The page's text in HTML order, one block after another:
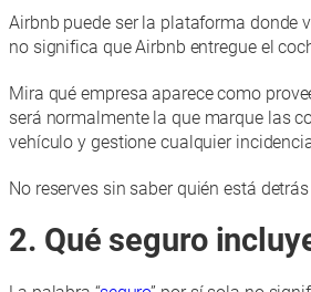
Airbnb puede ser la plataforma donde
no significa que Airbnb entregue el
Mira qué empresa aparece como
será normalmente la que marque las
vehículo y gestione cualquier
No reserves sin saber quién está
2. Qué seguro